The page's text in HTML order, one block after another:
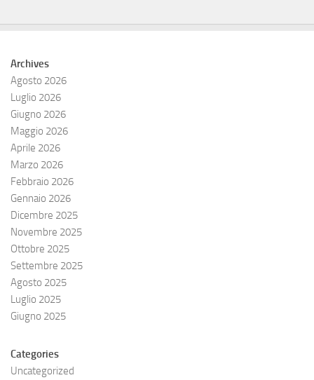
Archives
Agosto 2026
Luglio 2026
Giugno 2026
Maggio 2026
Aprile 2026
Marzo 2026
Febbraio 2026
Gennaio 2026
Dicembre 2025
Novembre 2025
Ottobre 2025
Settembre 2025
Agosto 2025
Luglio 2025
Giugno 2025
Categories
Uncategorized